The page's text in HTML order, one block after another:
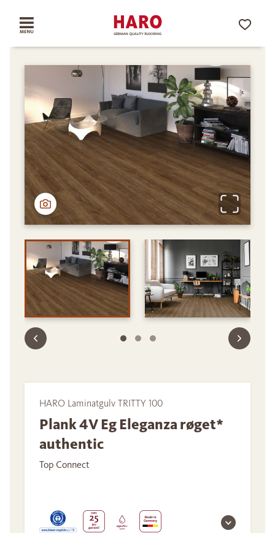
HARO Laminatgulv TRITTY 100
Plank 4V Eg Eleganza røget*
authentic
Top Connect